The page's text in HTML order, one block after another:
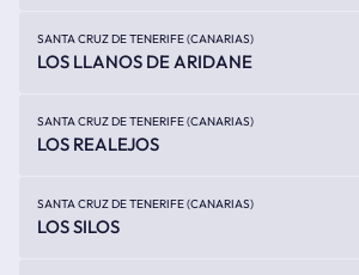
SANTA CRUZ DE TENERIFE (CANARIAS)
LOS LLANOS DE ARIDANE
SANTA CRUZ DE TENERIFE (CANARIAS)
LOS REALEJOS
SANTA CRUZ DE TENERIFE (CANARIAS)
LOS SILOS